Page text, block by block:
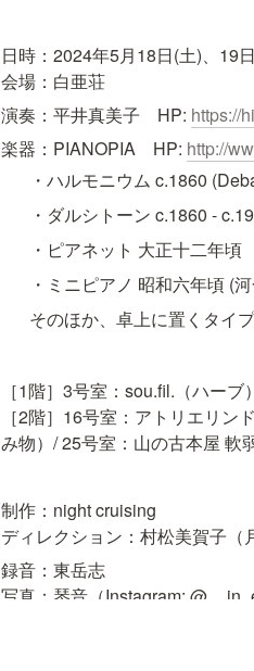
日時：2024年5月18日(土)、19
会場：白亜荘
演奏：平井真美子　HP: https://
楽器：PIANOPIA　HP: http://
・ハルモニウム c.1860
・ダルシトーン c.1860 -
・ピアネット 大正十二年頃
・ミニピアノ 昭和六年頃 (
そのほか、卓上に置くタイ
［1階］3号室：sou.fil.（ハー
［2階］16号室：アトリエリ
み物）/ 25号室：山の古本屋 軟
制作：night cruising
ディレクション：村松美賀子（
録音：東岳志
写真：琴音（Instagram: